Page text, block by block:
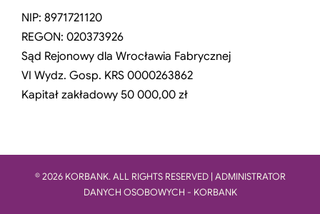
NIP: 8971721120
REGON: 020373926
Sąd Rejonowy dla Wrocławia Fabrycznej
VI Wydz. Gosp. KRS 0000263862
Kapitał zakładowy 50 000,00 zł
© 2026 KORBANK. ALL RIGHTS RESERVED | ADMINISTRATOR
DANYCH OSOBOWYCH - KORBANK